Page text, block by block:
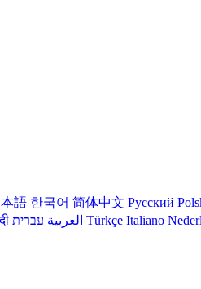
本語 한국어 简体中文 Русский
العربية Türkçe Italiano